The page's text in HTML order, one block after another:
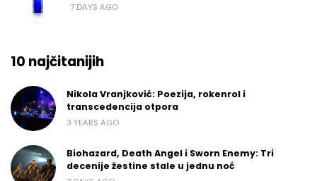
7 DAYS AGO
10 najčitanijih
Nikola Vranjković: Poezija, rokenrol i
transcedencija otpora
3 YEARS AGO
Biohazard, Death Angel i Sworn Enemy: Tri
decenije žestine stale u jednu noć